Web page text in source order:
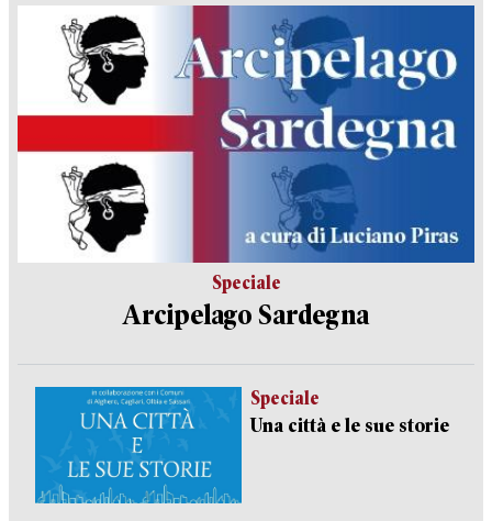
Speciale
Arcipelago Sardegna
Speciale
Una città e le sue storie